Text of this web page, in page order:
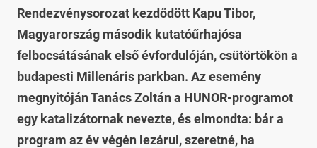
Rendezvénysorozat kezdődött Kapu Tibor,
Magyarország második kutatóűrhajósa
felbocsátásának első évfordulóján, csütörtökön a
budapesti Millenáris parkban. Az esemény
megnyitóján Tanács Zoltán a HUNOR-programot
egy katalizátornak nevezte, és elmondta: bár a
program az év végén lezárul, szeretné, ha